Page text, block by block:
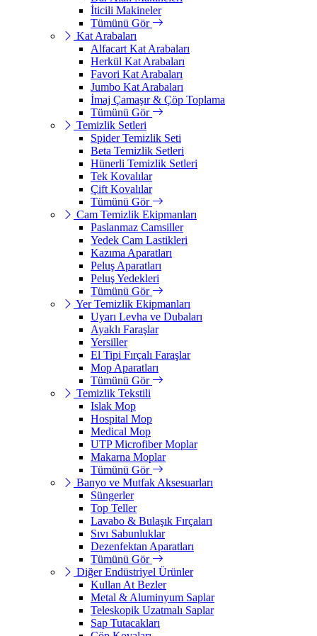
İticili Makineler
Tümünü Gör
Kat Arabaları
Alfacart Kat Arabaları
Herkül Kat Arabaları
Favori Kat Arabaları
Jumbo Kat Arabaları
İmaj Çamaşır & Çöp Toplama
Tümünü Gör
Temizlik Setleri
Spider Temizlik Seti
Beta Temizlik Setleri
Hünerli Temizlik Setleri
Tek Kovalılar
Çift Kovalılar
Tümünü Gör
Cam Temizlik Ekipmanları
Paslanmaz Camsiller
Yedek Cam Lastikleri
Kazıma Aparatları
Peluş Aparatları
Peluş Yedekleri
Tümünü Gör
Yer Temizlik Ekipmanları
Uyarı Levha ve Dubaları
Ayaklı Faraşlar
Yersiller
El Tipi Fırçalı Faraşlar
Mop Aparatları
Tümünü Gör
Temizlik Tekstili
Islak Mop
Hospital Mop
Medical Mop
UTP Microfiber Moplar
Makarna Moplar
Tümünü Gör
Banyo ve Mutfak Aksesuarları
Süngerler
Top Teller
Lavabo & Bulaşık Fırçaları
Sıvı Sabunluklar
Dezenfektan Aparatları
Tümünü Gör
Diğer Endüstriyel Ürünler
Kullan At Bezler
Metal & Aluminyum Saplar
Teleskopik Uzatmalı Saplar
Sap Tutacakları